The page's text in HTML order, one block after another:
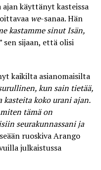
ajan käyttänyt kasteissa
we-sanaa. Hän
kastamme sinut Isän,
sen sijaan, että olisi
kaikilta asianomaisilta
kun sain tietää,
koko urani ajan.
tämä on
seurakunnassani ja
ruoskiva Arango
julkaistussa